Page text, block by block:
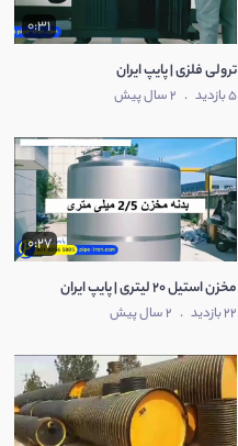
0:31
ترولی فلزی | پایپ ایران
5 بازدید . 2 سال پیش
0:27
مخزن استیل 20 لیتری | پایپ ایران
22 بازدید . 2 سال پیش